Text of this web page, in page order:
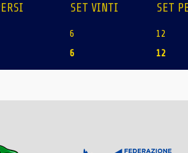
SET VINTI SET
6 12
6 12